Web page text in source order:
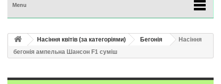
Menu
Насіння квітів (за категоріями) Бегонія
Насіння
бегонія ампельна Шансон F1 суміш